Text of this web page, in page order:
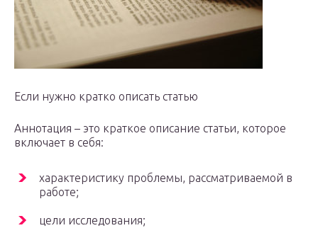
Если нужно кратко описать статью
Аннотация – это краткое описание статьи, которое
включает в себя:
характеристику проблемы, рассматриваемой в
работе;
цели исследования;